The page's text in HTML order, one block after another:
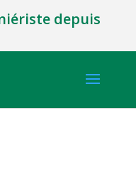
depuis